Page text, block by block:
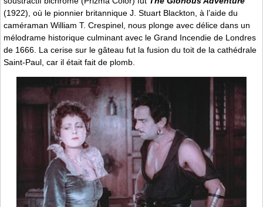
(1922), où le pionnier britannique J. Stuart Blackton, à l’aide du
caméraman William T. Crespinel, nous plonge avec délice dans un
mélodrame historique culminant avec le Grand Incendie de Londres
de 1666. La cerise sur le gâteau fut la fusion du toit de la cathédrale
Saint-Paul, car il était fait de plomb.